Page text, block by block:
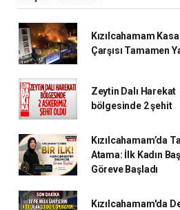
Kızılcahamam
Çarşısı Tamamen
Zeytin Dalı Harekat
bölgesinde 2 şehit
Kızılcahamam’da
Atama: İlk Kadın
Göreve Başladı
Kızılcahamam'da